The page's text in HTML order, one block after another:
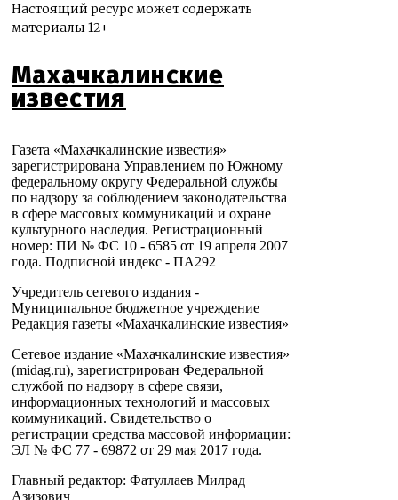
Настоящий ресурс может содержать
материалы 12+
Махачкалинские
известия
Газета «Махачкалинские известия»
зарегистрирована Управлением по Южному
федеральному округу Федеральной службы
по надзору за соблюдением законодательства
в сфере массовых коммуникаций и охране
культурного наследия. Регистрационный
номер: ПИ № ФС 10 - 6585 от 19 апреля 2007
года. Подписной индекс - ПА292
Учредитель сетевого издания -
Муниципальное бюджетное учреждение
Редакция газеты «Махачкалинские известия»
Сетевое издание «Махачкалинские известия»
(midag.ru), зарегистрирован Федеральной
службой по надзору в сфере связи,
информационных технологий и массовых
коммуникаций. Свидетельство о
регистрации средства массовой информации:
ЭЛ № ФС 77 - 69872 от 29 мая 2017 года.
Главный редактор: Фатуллаев Милрад
Азизович